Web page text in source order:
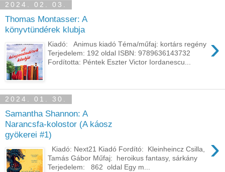
2024. 02. 03.
Thomas Montasser: A ​
könyvtündérek klubja
›
Kiadó: Animus kiadó Téma/műfaj: kortárs regény
Terjedelem: 192 oldal ISBN: 9789636143732
Fordította: Péntek Eszter Victor Iordanescu...
2024. 01. 30.
Samantha Shannon: A
Narancsfa-kolostor (A káosz
gyökerei #1)
›
Kiadó: Next21 Kiadó Fordító: Kleinheincz Csilla,
Tamás Gábor Műfaj: heroikus fantasy, sárkány
Terjedelem: 862 oldal Egy m...